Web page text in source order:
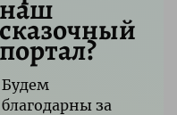
наш
сказочный
портал?
Будем
благодарны за